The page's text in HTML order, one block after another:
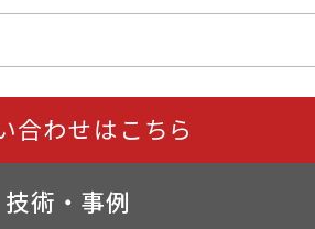
合わせはこちら
技術・事例